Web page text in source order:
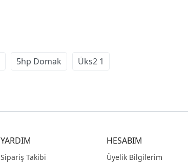
5hp Domak Üks2 1
YARDIM
Sipariş Takibi
HESABIM
Üyelik Bilgilerim